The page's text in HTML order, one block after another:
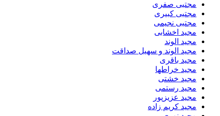
مجتبی صفری
مجتبی کبیری
مجتبی نجیمی
مجید اخشابی
مجید الوند‎
مجید الوند و سهیل صداقت
مجید باقری
مجید خراطها
مجید خشتی
مجید رستمی
مجید عزیزپور
مجید کریم زاده